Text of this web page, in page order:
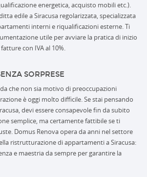
energetica, acquisto mobili etc.).
edile a Siracusa regolarizzata, specializzata
interni e riqualificazioni esterne. Ti
utile per avviare la pratica di inizio
con IVA al 10%.
SORPRESE
che non sia motivo di preoccupazioni
è oggi molto difficile. Se stai pensando
devi essere consapevole fin da subito
semplice, ma certamente fattibile se ti
Domus Renova opera da anni nel settore
ristrutturazione di appartamenti a Siracusa:
e maestria da sempre per garantire la